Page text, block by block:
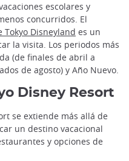
escolares y
concurridos. El
Disneyland es un
la visita. Los periodos más
(de finales de abril a
de agosto) y Año Nuevo.
Disney Resort
se extiende más allá de
un destino vacacional
y opciones de